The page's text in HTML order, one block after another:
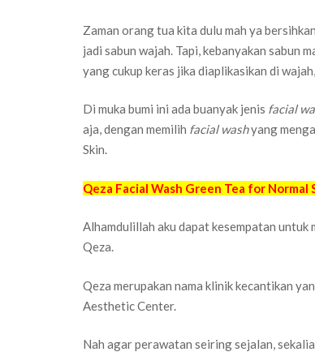
Zaman orang tua kita dulu mah ya
jadi sabun wajah. Tapi, kebanyakan sabun
yang cukup keras jika diaplikasikan di
Di muka bumi ini ada buanyak jenis facial
aja, dengan memilih facial washyang
Skin.
Qeza Facial Wash Green Tea for Normal
Alhamdulillah aku dapat kesempatan
Qeza.
Qeza merupakan nama klinik kecantikan
Aesthetic Center.
Nah agar perawatan seiring sejalan,